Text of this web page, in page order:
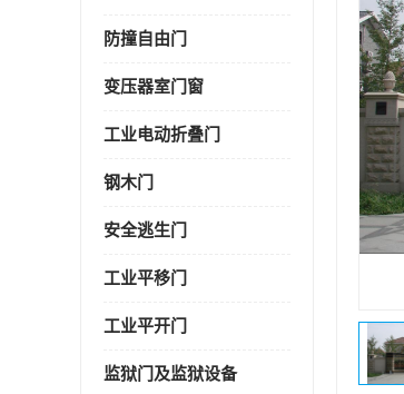
防撞自由门
变压器室门窗
工业电动折叠门
钢木门
安全逃生门
工业平移门
工业平开门
监狱门及监狱设备